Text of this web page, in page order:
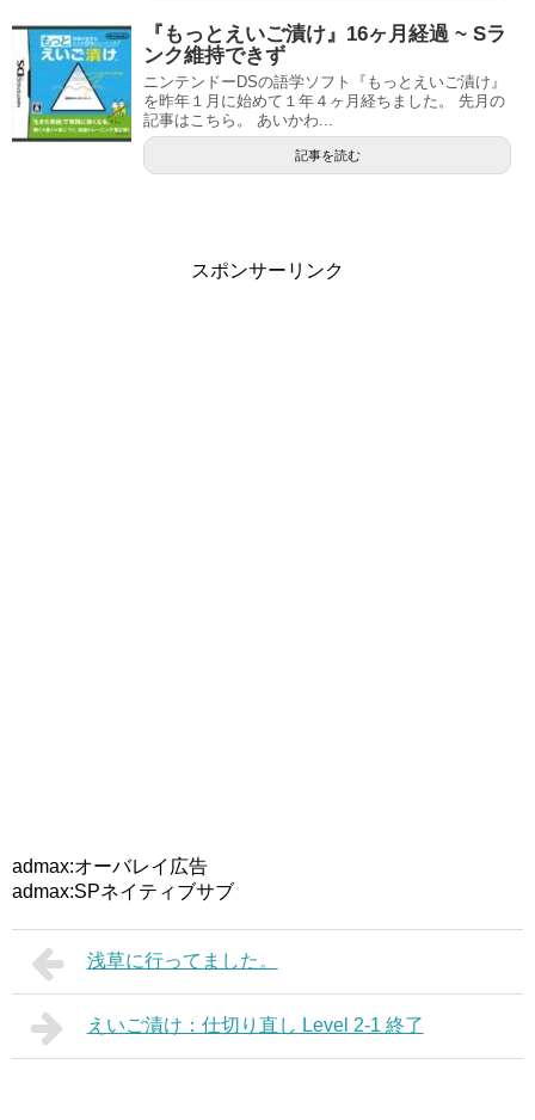
『もっとえいご漬け』16ヶ月経過 ~ Sラ
ンク維持できず
ニンテンドーDSの語学ソフト『もっとえいご漬け』
を昨年１月に始めて１年４ヶ月経ちました。 先月の
記事はこちら。 あいかわ...
記事を読む
スポンサーリンク
admax:オーバレイ広告
admax:SPネイティブサブ
浅草に行ってました。
えいご漬け：仕切り直し Level 2-1 終了